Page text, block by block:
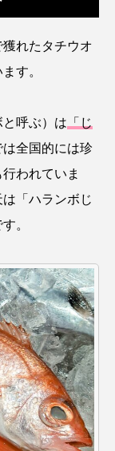
ビ
ロダイ
グッピー
ニ ケラ
コイ
ザメ
ガニ
れたタチウオ
す。
呼ぶ）は「じ
全国的には珍
われていま
「ハランボじ
。